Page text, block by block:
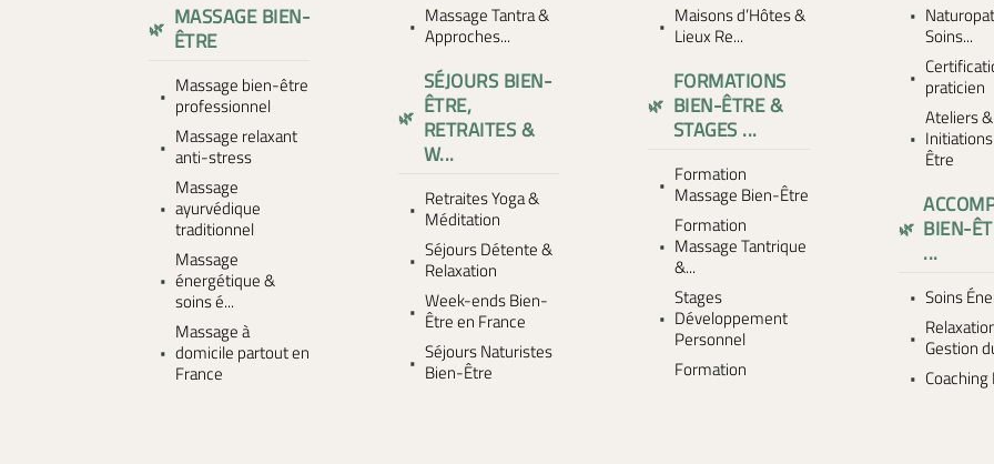
MASSAGE BIEN-
ÊTRE
Massage bien-être
professionnel
Massage relaxant
anti-stress
Massage
ayurvédique
traditionnel
Massage
énergétique &
soins é...
Massage à
domicile partout en
France
Massage Tantra &
Approches...
SÉJOURS BIEN-
ÊTRE,
RETRAITES &
W...
Retraites Yoga &
Méditation
Séjours Détente &
Relaxation
Week-ends Bien-
Être en France
Séjours Naturistes
Bien-Être
Maisons d’Hôtes &
Lieux Re...
FORMATIONS
BIEN-ÊTRE &
STAGES ...
Formation
Massage Bien-Être
Formation
Massage Tantrique
&...
Stages
Développement
Personnel
Formation
Soins...
praticien
Ateliers &
Être
BIEN-
...
Soins
Gestion